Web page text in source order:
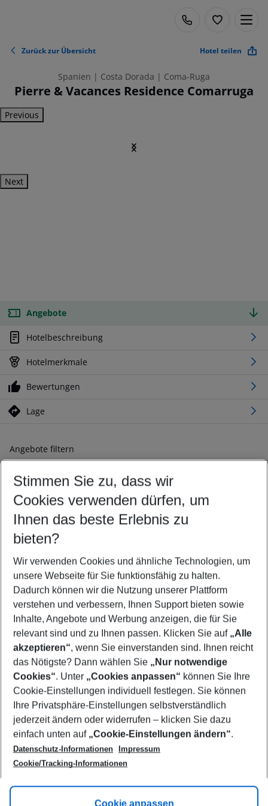
Zurück zur Übersicht Hotel teilen
Spanien | Costa Dorada | Coma-Ruga
Pierre & Vacances Residence Comarruga
Previous
Next
Angebote
Hotelbeschreibung
Hotelmerkmale
Bewertungen
Lage
Angebote filtern
Ändern Sie Ihre Kriterien nach Ihren Wünschen
Abflughafen wählen
Beliebiger Abflughafen
Reisezeitraum wählen
12.08.26– 10.08.27 5-8 Nächte
2 Erwachsene Keine Kinder
Mehr Filter anzeigen
Footer
Footer navigation
Über uns
AGB
Cookie-Einstellungen ändern
Cookie-Richtlinie
Datenschutz
Service & Hilfe
Barrierefreies Reisen
Check-in
Flugbeschränkungen
Folgen Sie uns
Stimmen Sie zu, dass wir
Cookies verwenden dürfen, um
Ihnen das beste Erlebnis zu
bieten?
Wir verwenden Cookies und ähnliche Technologien, um
unsere Webseite für Sie funktionsfähig zu halten.
Dadurch können wir die Nutzung unserer Plattform
verstehen und verbessern, Ihnen Support bieten sowie
Inhalte, Angebote und Werbung anzeigen, die für Sie
relevant sind und zu Ihnen passen. Klicken Sie auf „Alle
akzeptieren“, wenn Sie einverstanden sind. Ihnen reicht
das Nötigste? Dann wählen Sie „Nur notwendige
Cookies“. Unter „Cookies anpassen“ können Sie Ihre
Cookie-Einstellungen individuell festlegen. Sie können
Ihre Privatsphäre-Einstellungen selbstverständlich
jederzeit ändern oder widerrufen – klicken Sie dazu
einfach unten auf „Cookie-Einstellungen ändern“.
Datenschutz-Informationen
Impressum
Cookie/Tracking-Informationen
Cookie anpassen